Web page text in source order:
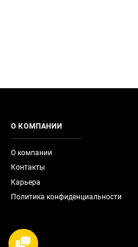
О КОМПАНИИ
О компании
Контакты
Карьера
Политика конфиденциальности